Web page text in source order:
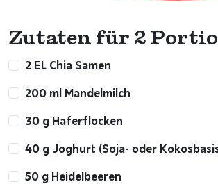
Zutaten für 2
2 EL Chia Samen
200 ml Mandelmilch
30 g Haferflocken
40 g Joghurt (Soja- oder
50 g Heidelbeeren